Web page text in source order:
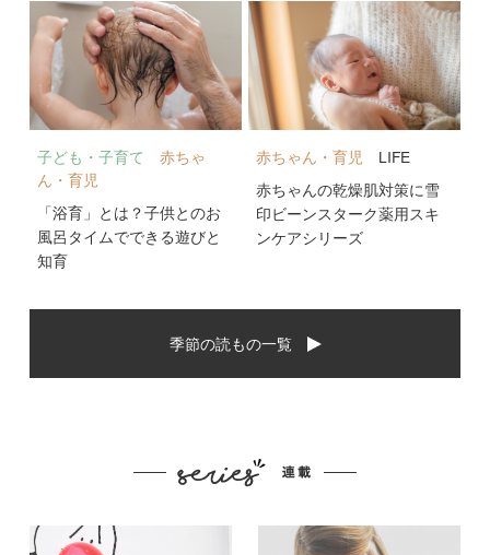
子ども・子育て
赤ちゃ
ん・育児
「浴育」とは？子供とのお
風呂タイムでできる遊びと
知育
赤ちゃん・育児
LIFE
赤ちゃんの乾燥肌対策に雪
印ビーンスターク薬用スキ
ンケアシリーズ
季節の読もの一覧